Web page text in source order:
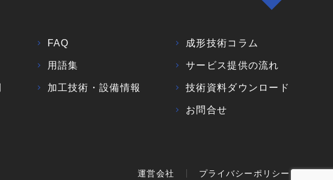
FAQ
用語集
加工技術・設備情報
成形技術コラム
サービス提供の流れ
技術資料ダウンロード
お問合せ
運営会社 プライバシーポリシー